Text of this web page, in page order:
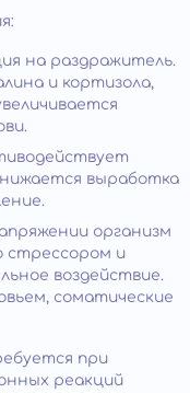
на раздражитель.
и кортизола,
выработка
организм
стрессором и
воздействие.
соматические
при
реакций